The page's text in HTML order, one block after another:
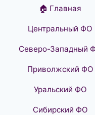
🏠 Главная
Центральный ФО
Северо-Западный
Приволжский ФО
Уральский ФО
Сибирский ФО